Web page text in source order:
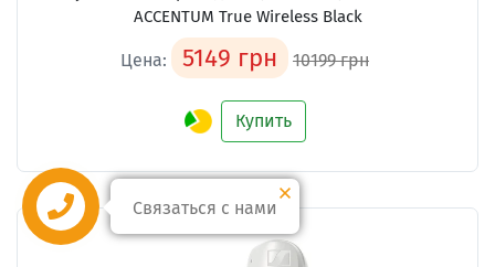
ACCENTUM True Wireless Black
Цена: 5149 грн 10199 грн
Купить
Связаться с нами